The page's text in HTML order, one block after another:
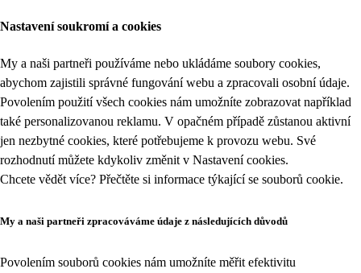
Nastavení soukromí a cookies
My a naši partneři používáme nebo ukládáme soubory cookies,
abychom zajistili správné fungování webu a zpracovali osobní údaje.
Povolením použití všech cookies nám umožníte zobrazovat například
také personalizovanou reklamu. V opačném případě zůstanou aktivní
jen nezbytné cookies, které potřebujeme k provozu webu. Své
rozhodnutí můžete kdykoliv změnit v Nastavení cookies.
Chcete vědět více? Přečtěte si informace týkající se souborů cookie.
My a naši partneři zpracováváme údaje z následujících důvodů
Povolením souborů cookies nám umožníte měřit efektivitu